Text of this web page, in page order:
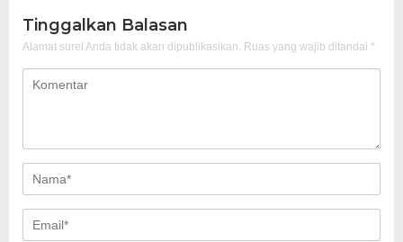
Tinggalkan Balasan
Alamat surel Anda tidak akan dipublikasikan. Ruas yang wajib ditandai *